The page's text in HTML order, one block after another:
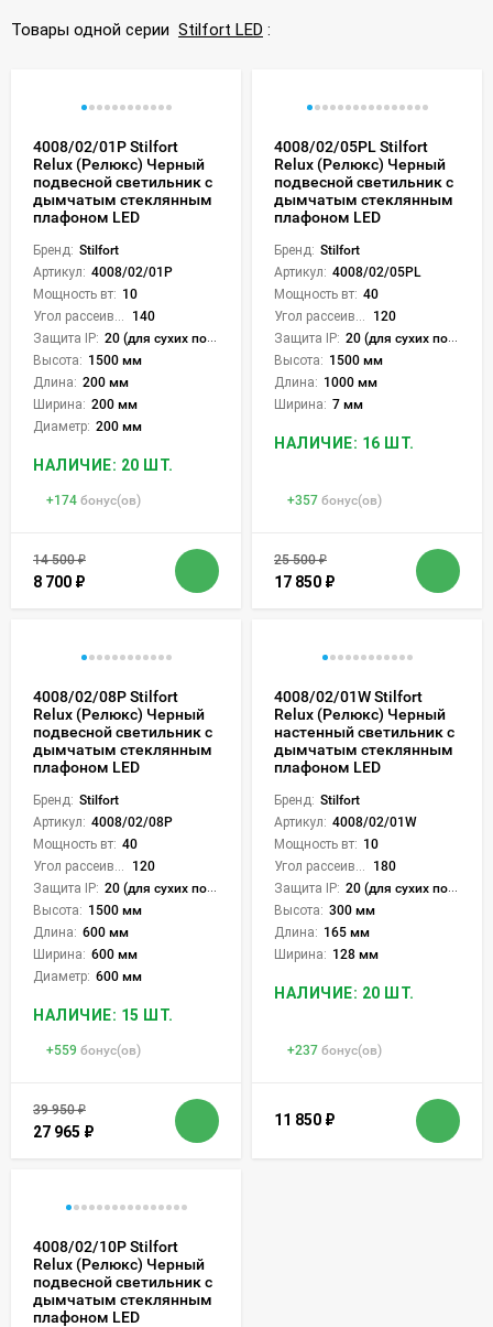
Товары одной серии Stilfort LED :
4008/02/01P Stilfort
Relux (Релюкс) Черный
подвесной светильник с
дымчатым стеклянным
плафоном LED
Бренд: Stilfort
Артикул: 4008/02/01P
Мощность вт: 10
140
Защита IP: 20 (для сухих пом.)
Высота: 1500 мм
Длина: 200 мм
Ширина: 200 мм
Диаметр: 200 мм
НАЛИЧИЕ: 20 ШТ.
+174 бонус(ов)
14 500₽
8 700 ₽
4008/02/05PL Stilfort
Relux (Релюкс) Черный
подвесной светильник с
дымчатым стеклянным
плафоном LED
Бренд: Stilfort
Артикул: 4008/02/05PL
Мощность вт: 40
120
Защита IP: 20 (для сухих пом.)
Высота: 1500 мм
Длина: 1000 мм
Ширина: 7 мм
НАЛИЧИЕ: 16 ШТ.
+357 бонус(ов)
25 500₽
17 850 ₽
4008/02/08P Stilfort
Relux (Релюкс) Черный
подвесной светильник с
дымчатым стеклянным
плафоном LED
Бренд: Stilfort
Артикул: 4008/02/08P
Мощность вт: 40
120
Защита IP: 20 (для сухих пом.)
Высота: 1500 мм
Длина: 600 мм
Ширина: 600 мм
Диаметр: 600 мм
НАЛИЧИЕ: 15 ШТ.
+559 бонус(ов)
39 950₽
27 965 ₽
4008/02/01W Stilfort
Relux (Релюкс) Черный
настенный светильник с
дымчатым стеклянным
плафоном LED
Бренд: Stilfort
Артикул: 4008/02/01W
Мощность вт: 10
180
Защита IP: 20 (для сухих пом.)
Высота: 300 мм
Длина: 165 мм
Ширина: 128 мм
НАЛИЧИЕ: 20 ШТ.
+237 бонус(ов)
11 850 ₽
4008/02/10P Stilfort
Relux (Релюкс) Черный
подвесной светильник с
дымчатым стеклянным
плафоном LED